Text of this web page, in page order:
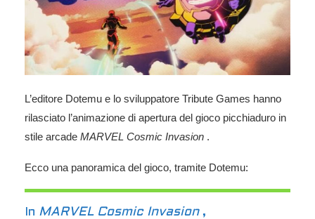
L’editore Dotemu e lo sviluppatore Tribute Games hanno
rilasciato l’animazione di apertura del gioco picchiaduro in
stile arcade MARVEL Cosmic Invasion .
Ecco una panoramica del gioco, tramite Dotemu:
In MARVEL Cosmic Invasion,